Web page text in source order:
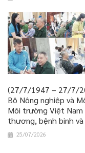
(27/7/1947 – 27/7/
Bộ Nông nghiệp và
Môi trường Việt
thương, bệnh binh
25/07/2026